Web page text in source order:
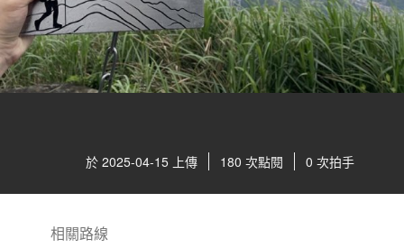
於 2025-04-15 上傳 180 次點閱 0 次拍手
相關路線